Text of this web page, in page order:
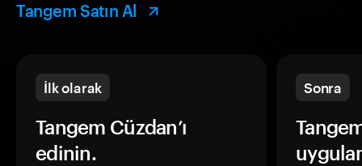
Tangem Satın Al
İlk olarak
Tangem Cüzdan’ı
edinin.
Sonra